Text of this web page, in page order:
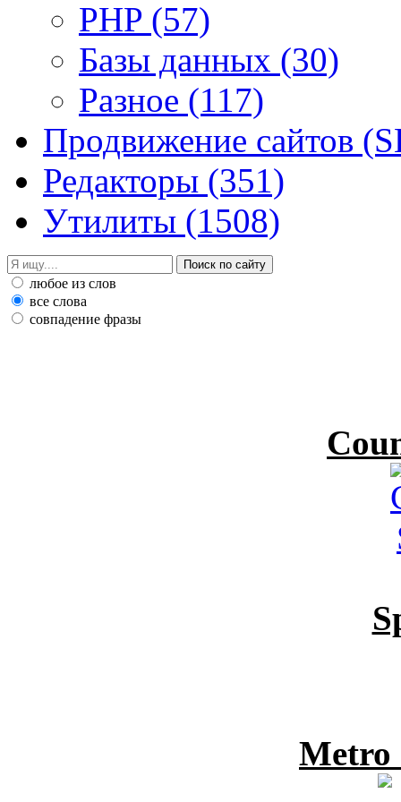
PHP (57)
Базы данных (30)
Разное (117)
Продвижение сайтов
Редакторы (351)
Утилиты (1508)
любое из слов
все слова
совпадение фразы
Metro